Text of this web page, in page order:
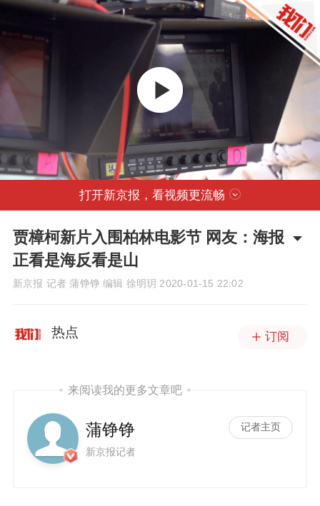
打开新京报，看视频更流畅
贾樟柯新片入围柏林电影节 网友：海报
正看是海反看是山
新京报 记者 蒲铮铮 编辑 徐明玥 2020-01-15 22:02
热点 订阅
来阅读我的更多文章吧
蒲铮铮
新京报记者
记者主页